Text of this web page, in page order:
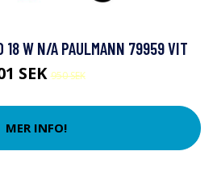
18 W N/A PAULMANN 79959 VIT
SEK950 SEK
MER INFO!